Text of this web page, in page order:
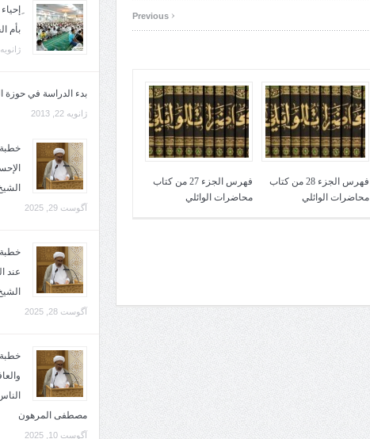
‹
فهرس الجزء 28 من كتاب
محاضرات الوائلي
فهرس الجزء 27 من كتاب
محاضرات الوائلي
بأم
ژانویه 21, 2013
بدء الدراسة في
ژانویه 22, 2013
آگوست 29, 2025
آگوست 28, 2025
مصطفى المرهون
آگوست 10, 2025